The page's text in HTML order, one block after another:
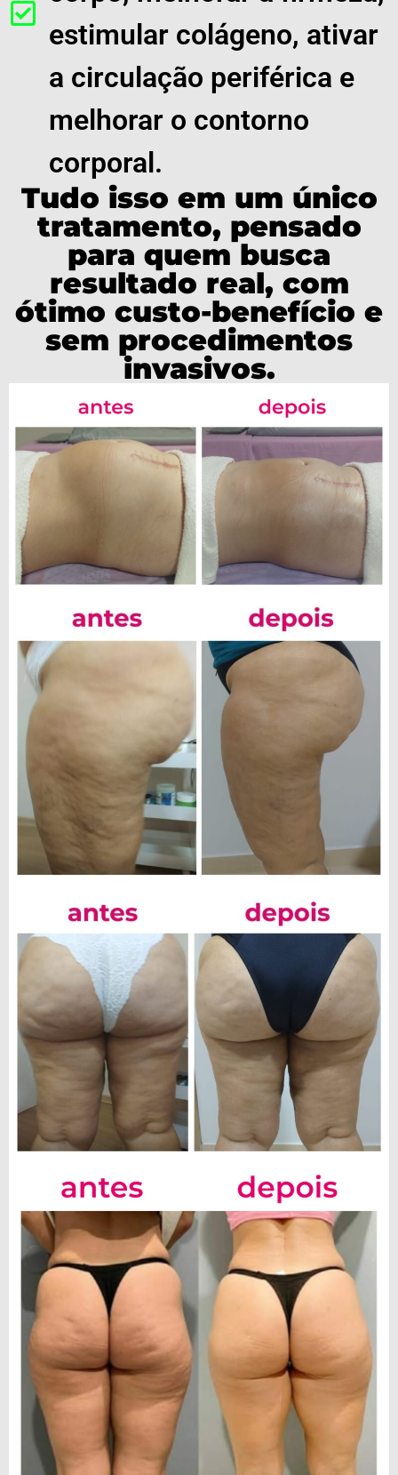
estimular colágeno, ativar
a circulação periférica e
melhorar o contorno
corporal.
Tudo isso em um único
tratamento, pensado
para quem busca
resultado real, com
ótimo custo-benefício e
sem procedimentos
invasivos.